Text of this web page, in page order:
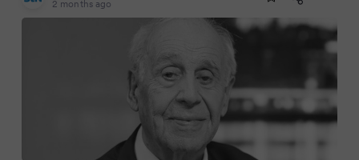
2 months ago